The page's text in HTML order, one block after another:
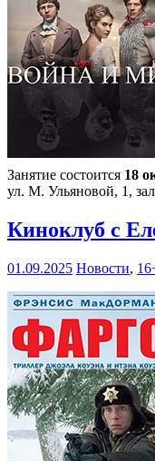
Занятие состоится 18
ул. М. Ульяновой, 1,
Киноклуб с
01.09.2025 Новости,